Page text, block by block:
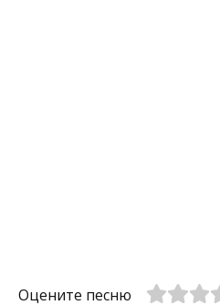
Оцените песню